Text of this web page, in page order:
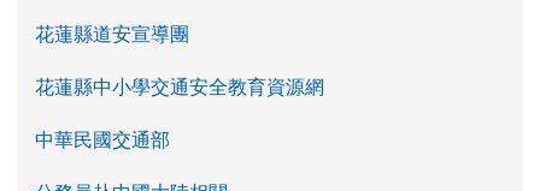
花蓮縣道安宣導團
花蓮縣中小學交通安全教育資源網
中華民國交通部